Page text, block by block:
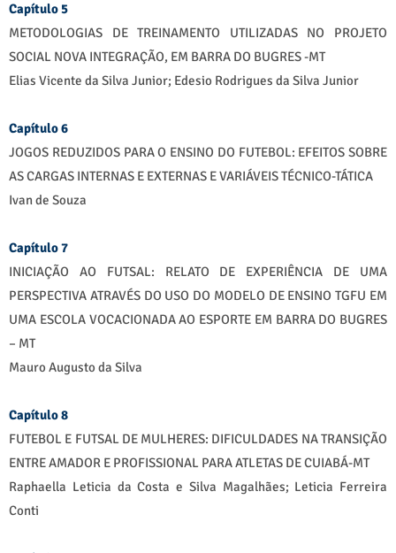
Capítulo 5
METODOLOGIAS DE TREINAMENTO UTILIZADAS NO PROJETO
SOCIAL NOVA INTEGRAÇÃO, EM BARRA DO BUGRES -MT
Elias Vicente da Silva Junior; Edesio Rodrigues da Silva Junior
Capítulo 6
JOGOS REDUZIDOS PARA O ENSINO DO FUTEBOL: EFEITOS SOBRE
AS CARGAS INTERNAS E EXTERNAS E VARIÁVEIS TÉCNICO-TÁTICA
Ivan de Souza
Capítulo 7
INICIAÇÃO AO FUTSAL: RELATO DE EXPERIÊNCIA DE UMA
PERSPECTIVA ATRAVÉS DO USO DO MODELO DE ENSINO TGFU EM
UMA ESCOLA VOCACIONADA AO ESPORTE EM BARRA DO BUGRES
– MT
Mauro Augusto da Silva
Capítulo 8
FUTEBOL E FUTSAL DE MULHERES: DIFICULDADES NA TRANSIÇÃO
ENTRE AMADOR E PROFISSIONAL PARA ATLETAS DE CUIABÁ-MT
Raphaella Leticia da Costa e Silva Magalhães; Leticia Ferreira
Conti